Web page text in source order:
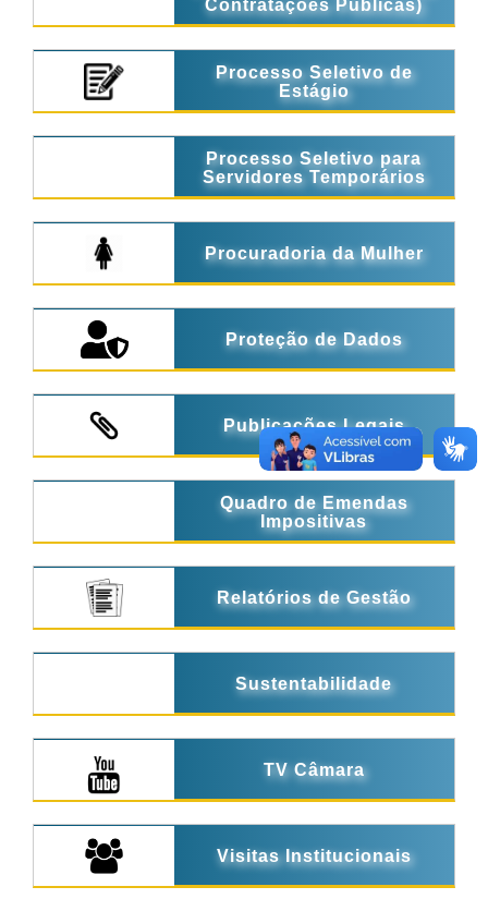
Contratações Públicas)
Processo Seletivo de
Estágio
Processo Seletivo para
Servidores Temporários
Procuradoria da Mulher
Proteção de Dados
Publicações Legais
Quadro de Emendas
Impositivas
Relatórios de Gestão
Sustentabilidade
TV Câmara
Visitas Institucionais